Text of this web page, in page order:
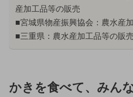
産加工品等の販売
■宮城県物産振興協会：農水産
■三重県：農水産加工品等の販売
かきを食べて、みん